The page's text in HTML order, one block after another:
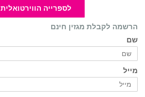
לספרייה הווירטואלית
הרשמה לקבלת מגזין חינם
שם
מייל